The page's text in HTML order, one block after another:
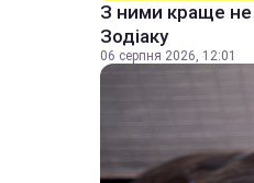
З ними краще не
Зодіаку
06 серпня 2026, 12:01